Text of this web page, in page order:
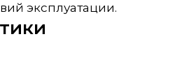
эксплуатации.